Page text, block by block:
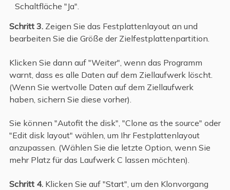
Schaltfläche "Ja".
Schritt 3. Zeigen Sie das Festplattenlayout an und
bearbeiten Sie die Größe der Zielfestplattenpartition.
Klicken Sie dann auf "Weiter", wenn das Programm
warnt, dass es alle Daten auf dem Ziellaufwerk löscht.
(Wenn Sie wertvolle Daten auf dem Ziellaufwerk
haben, sichern Sie diese vorher).
Sie können "Autofit the disk", "Clone as the source" oder
"Edit disk layout" wählen, um Ihr Festplattenlayout
anzupassen. (Wählen Sie die letzte Option, wenn Sie
mehr Platz für das Laufwerk C lassen möchten).
Schritt 4. Klicken Sie auf "Start", um den Klonvorgang